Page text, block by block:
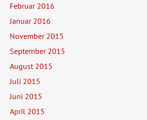
Februar 2016
Januar 2016
November 2015
September 2015
August 2015
Juli 2015
Juni 2015
April 2015